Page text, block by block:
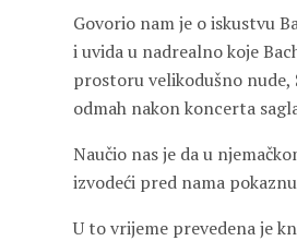
Govorio nam je o iskustvu
i uvida u nadrealno koje
prostoru velikodušno nude,
odmah nakon koncerta
Naučio nas je da u
izvodeći pred nama
U to vrijeme prevedena je